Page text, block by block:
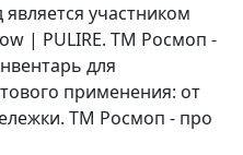
участником
| PULIRE. ТМ Росмоп -
для
применения: от
ТМ Росмоп - про